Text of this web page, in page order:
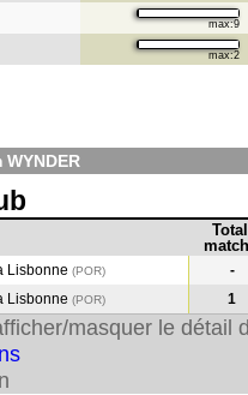
max:9
max:2
Total
Lisbonne (POR)
-
Lisbonne (POR) 1
masquer le détail